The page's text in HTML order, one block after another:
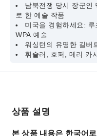
남북전쟁 당시 장군인
로 한 예술 작품
미국을 경험하세요:
WPA 예술
워싱턴의 유명한 길버
휘슬러, 호퍼, 메리 카
상품 설명
본 상품 내용은 한국어